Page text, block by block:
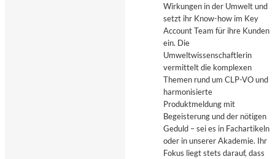
Wirkungen in der Umwelt und
setzt ihr Know-how im Key
Account Team für ihre Kunden
ein. Die
Umweltwissenschaftlerin
vermittelt die komplexen
Themen rund um CLP-VO und
harmonisierte
Produktmeldung mit
Begeisterung und der nötigen
Geduld – sei es in Fachartikeln
oder in unserer Akademie. Ihr
Fokus liegt stets darauf, dass